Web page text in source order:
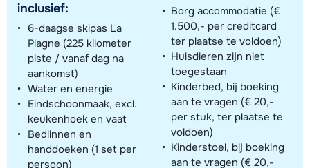
inclusief:
6-daagse skipas La
Plagne (225 kilometer
piste / vanaf dag na
aankomst)
Water en energie
Eindschoonmaak, excl.
keukenhoek en vaat
Bedlinnen en
handdoeken (1 set per
persoon)
Borg accommodatie (€
1.500,- per creditcard
ter plaatse te voldoen)
Huisdieren zijn niet
toegestaan
Kinderbed, bij boeking
aan te vragen (€ 20,-
per stuk, ter plaatse te
voldoen)
Kinderstoel, bij boeking
aan te vragen (€ 20,-